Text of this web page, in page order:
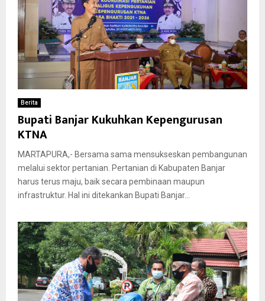
Berita
Bupati Banjar Kukuhkan Kepengurusan
KTNA
MARTAPURA,- Bersama sama mensukseskan pembangunan
melalui sektor pertanian. Pertanian di Kabupaten Banjar
harus terus maju, baik secara pembinaan maupun
infrastruktur. Hal ini ditekankan Bupati Banjar...